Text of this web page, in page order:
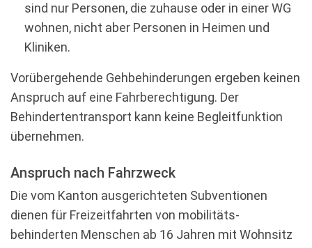
sind nur Personen, die zuhause oder in einer WG
wohnen, nicht aber Personen in Heimen und
Kliniken.
Vorübergehende Gehbehinderungen ergeben keinen
Anspruch auf eine Fahrberechtigung. Der
Behindertentransport kann keine Begleitfunktion
übernehmen.
Anspruch nach Fahrzweck
Die vom Kanton ausgerichteten Subventionen
dienen für Freizeitfahrten von mobilitäts­
behinderten Menschen ab 16 Jahren mit Wohnsitz